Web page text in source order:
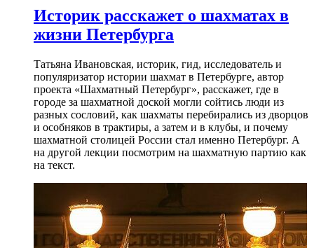
Историк расскажет о шахматах в
жизни Петербурга
Татьяна Ивановская, историк, гид, исследователь и
популяризатор истории шахмат в Петербурге, автор
проекта «Шахматный Петербург», расскажет, где в
городе за шахматной доской могли сойтись люди из
разных сословий, как шахматы перебирались из дворцов
и особняков в трактиры, а затем и в клубы, и почему
шахматной столицей России стал именно Петербург. А
на другой лекции посмотрим на шахматную партию как
на текст.